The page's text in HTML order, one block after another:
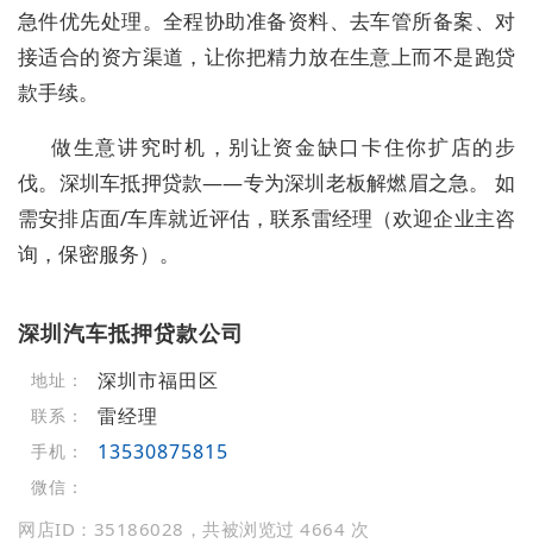
急件优先处理。全程协助准备资料、去车管所备案、对
接适合的资方渠道，让你把精力放在生意上而不是跑贷
款手续。
做生意讲究时机，别让资金缺口卡住你扩店的步
伐。深圳车抵押贷款——专为深圳老板解燃眉之急。 如
需安排店面/车库就近评估，联系雷经理（欢迎企业主咨
询，保密服务）。
深圳汽车抵押贷款公司
地址： 深圳市福田区
联系： 雷经理
手机： 13530875815
微信：
网店ID：35186028，共被浏览过 4664 次